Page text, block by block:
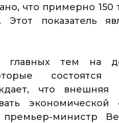
что примерно 150
показатель
тем на
состоятся
что внешняя
экономической
министр